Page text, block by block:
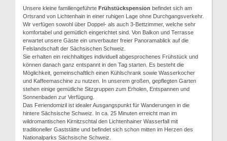
Unsere kleine familiengeführte Frühstückspension befindet sich am
Ortsrand von Lichtenhain in einer ruhigen Lage ohne Durchgangsverkehr.
Wir verfügen sowohl über Doppel- als auch 3-Bettzimmer, welche sehr
komfortabel und gemütlich eingerichtet sind. Von Balkon und Terrasse
erwartet unsere Gäste ein unverbauter freier Panoramablick auf die
Felslandschaft der Sächsischen Schweiz.
Sie erhalten ein reichhaltiges individuell abgesprochenes Frühstück und
können danach ganz entspannt in den Tag starten. Es besteht die
Möglichkeit, gemeinschaftlich einen Kühlschrank sowie Wasserkocher
und Kaffeemaschine zu nutzen. In unserem großen, gepflegten Garten
stehen einige gemütliche Sitzgruppen zum Erholen, Entspannen und
Sonnenbaden zur Verfügung.
Das Feriendomizil ist idealer Ausgangspunkt für Wanderungen in die
hintere Sächsische Schweiz. In ca. 25 Minuten erreicht man im
wildromantischen Kirnitzschtal den Lichtenhainer Wasserfall mit
traditioneller Gaststätte und befindet sich schon mitten im Herzen des
Nationalparks Sächsische Schweiz.